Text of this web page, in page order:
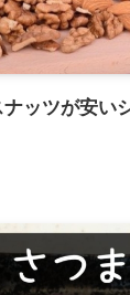
ッツが安い